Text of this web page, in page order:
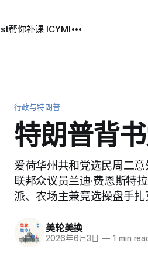
帮你补课 ICYMI
行政与特朗普
特朗普背
爱荷华州共和党选民周二
联邦众议员兰迪·费恩斯特
派、农场主兼竞选操盘手扎
美轮美换
2026年6月3日 — 1 min